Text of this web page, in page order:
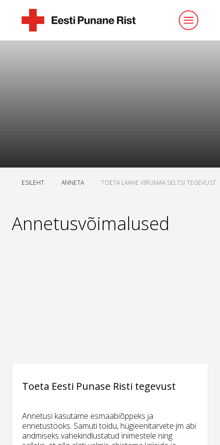
ESILEHT ANNETA TOETA LAANE VIRUMAA SELTSI TEGEVUST
Annetusvõimalused
Toeta Eesti Punase Risti tegevust
Annetusi kasutame esmaabiõppeks ja
ennetustööks. Samuti toidu, hügieenitarvete jm abi
andmiseks vähekindlustatud inimestele ning